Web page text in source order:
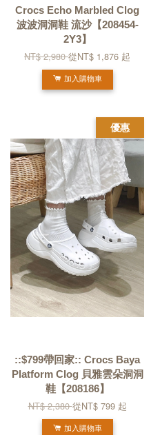
Crocs Echo Marbled Clog
波波洞洞鞋 流沙【208454-
2Y3】
NT$ 2,980從NT$ 1,876 起
加入購物車
優惠
::$799帶回家:: Crocs Baya
Platform Clog 貝雅雲朵洞洞
鞋【208186】
NT$ 2,380從NT$ 799 起
加入購物車